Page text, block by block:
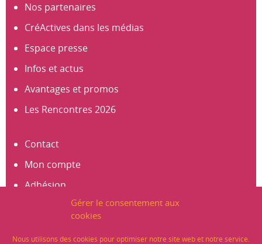
Gérer le consentement aux
cookies
Nous utilisons des cookies pour optimiser notre site web et notre service.
Nos partenaires
CréActives dans les médias
Espace presse
Infos et actus
Avantages et promos
Les Rencontres 2026
Contact
Mon compte
Adhésion
S’abonner à la newsletter